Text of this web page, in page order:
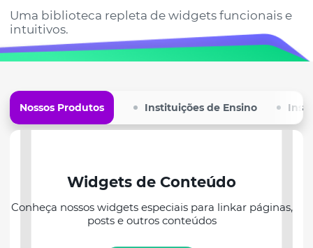
Uma biblioteca repleta de widgets funcionais e
intuitivos.
Nossos Produtos Instituições de Ensino
Widgets de Conteúdo
Conheça nossos widgets especiais para linkar páginas,
posts e outros conteúdos